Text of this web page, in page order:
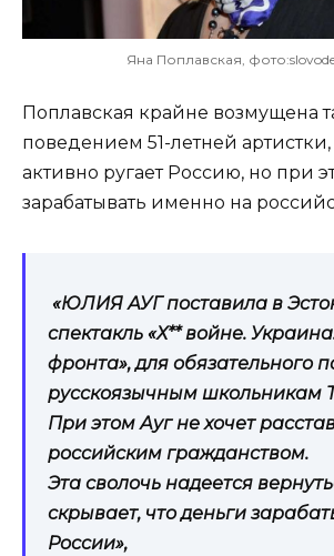
Яна Поплавская,
Поплавская крайне возмущена
поведением 51-летней артистки,
активно ругает Россию, но при
зарабатывать именно на
«ЮЛИЯ АУГ поставила в
спектакль «Х** войне.
фронта», для обязательного
русскоязычным школьникам
При этом Ауг не хочет
российским гражданством.
Эта сволочь надеется
скрывает, что деньги
России»,